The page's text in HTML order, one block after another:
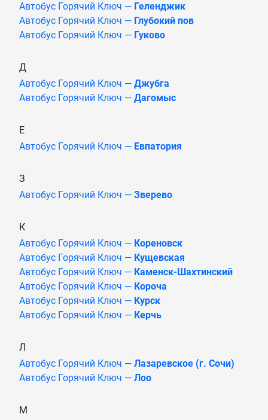
Автобус Горячий Ключ — Геленджик
Автобус Горячий Ключ — Глубокий пов
Автобус Горячий Ключ — Гуково
Д
Автобус Горячий Ключ — Джубга
Автобус Горячий Ключ — Дагомыс
Е
Автобус Горячий Ключ — Евпатория
З
Автобус Горячий Ключ — Зверево
К
Автобус Горячий Ключ — Кореновск
Автобус Горячий Ключ — Кущевская
Автобус Горячий Ключ — Каменск-Шахтинский
Автобус Горячий Ключ — Короча
Автобус Горячий Ключ — Курск
Автобус Горячий Ключ — Керчь
Л
Автобус Горячий Ключ — Лазаревское (г. Сочи)
Автобус Горячий Ключ — Лоо
М